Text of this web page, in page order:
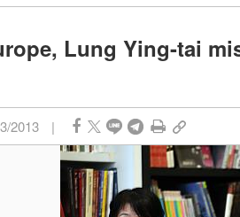
Lung Ying-tai
2013 |